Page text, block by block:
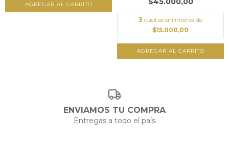
3 cuotas sin interés de
$15.000,00
AGREGAR AL CARRITO
ENVIAMOS TU COMPRA
Entregas a todo el país